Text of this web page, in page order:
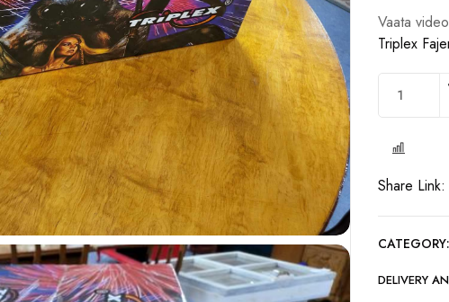
Vaata
Triplex
Share Link:
CATEGORY:
DELIVERY